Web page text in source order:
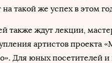
такой же успех в этом
также ждут лекции,
артистов проекта
Для юных посетителей и